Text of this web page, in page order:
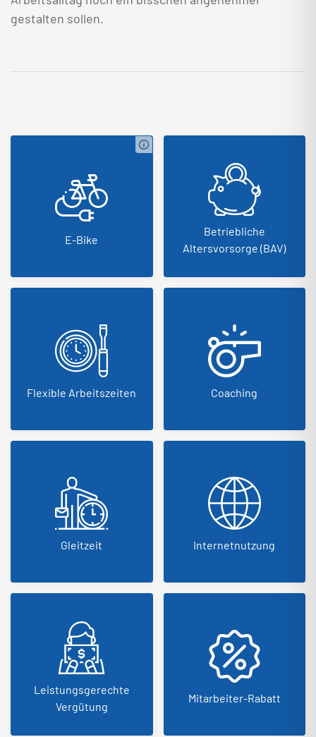
gestalten sollen.
E-Bike
Betriebliche
Altersvorsorge (BAV)
Flexible Arbeitszeiten Coaching
Gleitzeit Internetnutzung
Leistungsgerechte
Vergütung
Mitarbeiter-Rabatt